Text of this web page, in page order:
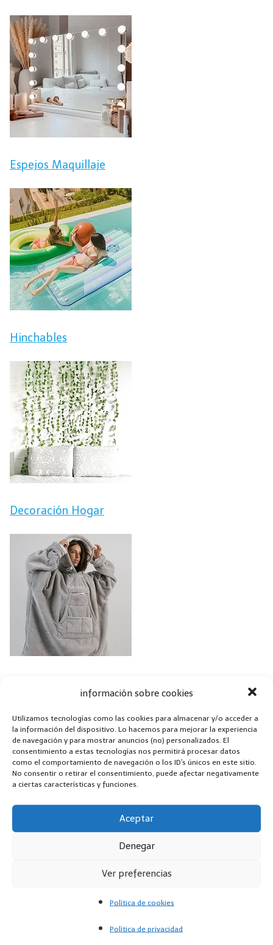
información sobre cookies
Utilizamos tecnologías como las cookies para almacenar y/o acceder a
la información del dispositivo. Lo hacemos para mejorar la experiencia
de navegación y para mostrar anuncios (no) personalizados. El
consentimiento a estas tecnologías nos permitirá procesar datos
como el comportamiento de navegación o los ID's únicos en este sitio.
No consentir o retirar el consentimiento, puede afectar negativamente
a ciertas características y funciones.
Aceptar
Denegar
Ver preferencias
Política de cookies
Política de privacidad
Espejos Maquillaje
Hinchables
Decoración Hogar
*A ver a ver, ¿pero qué
es esto de Flamingueo?